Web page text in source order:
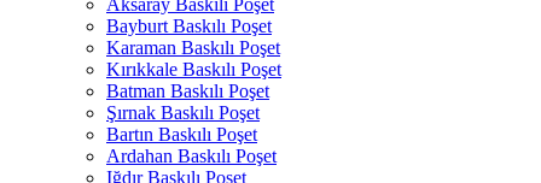
Aksaray Baskılı Poşet
Bayburt Baskılı Poşet
Karaman Baskılı Poşet
Kırıkkale Baskılı Poşet
Batman Baskılı Poşet
Şırnak Baskılı Poşet
Bartın Baskılı Poşet
Ardahan Baskılı Poşet
Iğdır Baskılı Poşet